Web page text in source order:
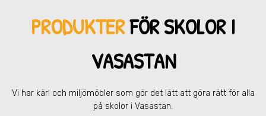
PRODUKTERFÖR SKOLOR I
VASASTAN
Vi har kärl och miljömöbler som gör det lätt att göra rätt för alla
på skolor i Vasastan.